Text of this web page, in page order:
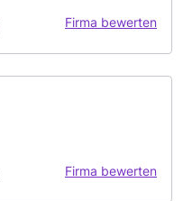
Firma bewerten
Firma bewerten